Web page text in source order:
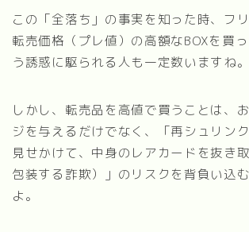
この「全落ち」の事実を知った時、フ
転売価格（プレ値）の高額なBOXを買
う誘惑に駆られる人も一定数いますね。
しかし、転売品を高値で買うことは、
ジを与えるだけでなく、「再シュリン
見せかけて、中身のレアカードを抜き
包装する詐欺）」のリスクを背負い込
よ。